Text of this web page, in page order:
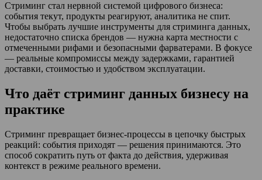
Стриминг стал нервной системой цифрового бизнеса:
события текут, продукты реагируют, аналитика не спит.
Чтобы выбрать лучшие инструменты для стриминга данных,
недостаточно списка брендов — нужна карта местности с
отмеченными рифами и безопасными фарватерами. В фокусе
— реальные компромиссы между задержками, гарантией
доставки, стоимостью и удобством эксплуатации.
Что даёт стриминг данных бизнесу на
практике
Стриминг превращает бизнес-процессы в цепочку быстрых
реакций: события приходят — решения принимаются. Это
способ сократить путь от факта до действия, удерживая
контекст в режиме реального времени.